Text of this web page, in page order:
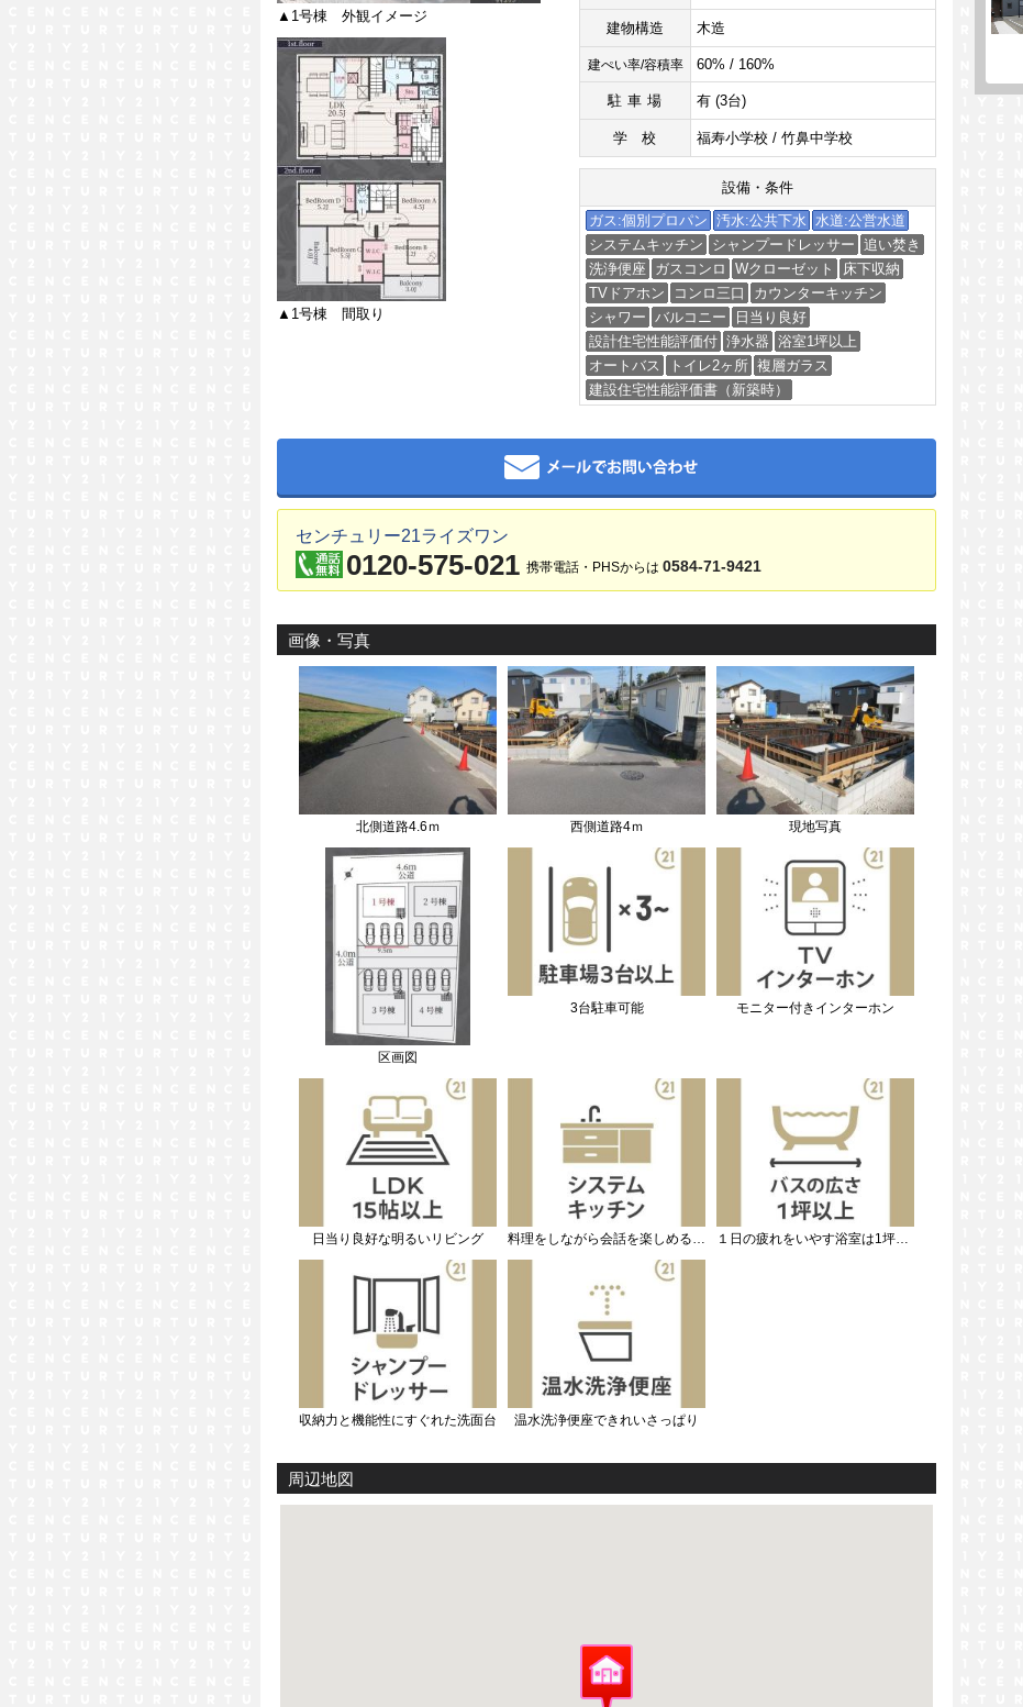
▲1号棟 外観イメージ
▲1号棟 間取り
建物構造 木造
建ぺい率/容積率 60% / 160%
駐車場 有 (3台)
学校 福寿小学校 / 竹鼻中学校
設備・条件
ガス:個別プロパン 汚水:公共下水 水道:公営水道
システムキッチン
シャンプードレッサー 追い焚き
洗浄便座
ガスコンロ Wクローゼット
床下収納
TVドアホン
コンロ三口
カウンターキッチン
シャワー バルコニー
日当り良好
設計住宅性能評価付 浄水器 浴室1坪以上
オートバス
トイレ2ヶ所 複層ガラス
建設住宅性能評価書（新築時）
センチュリー21ライズワン
0120-575-021 携帯電話・PHSからは 0584-71-9421
画像・写真
北側道路4.6ｍ 西側道路4ｍ 現地写真
区画図
3台駐車可能 モニター付きインターホン
日当り良好な明るいリビング 料理をしながら会話を楽しめる対面キッチン １日の疲れをいやす浴室は1坪以上
収納力と機能性にすぐれた洗面台 温水洗浄便座できれいさっぱり
周辺地図